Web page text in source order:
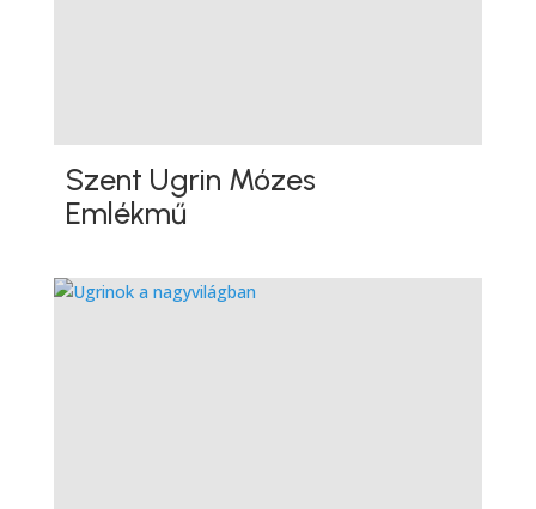
Szent Ugrin Mózes
Emlékmű